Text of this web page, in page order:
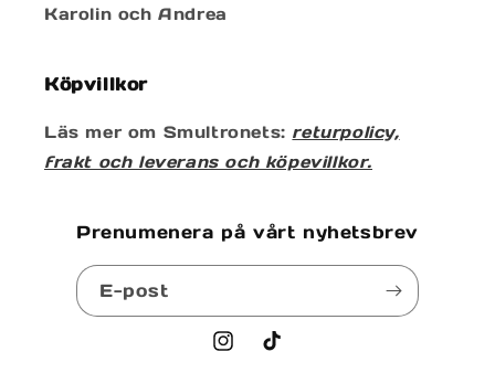
Karolin och Andrea
Köpvillkor
Läs mer om Smultronets: returpolicy,
frakt och leverans och köpevillkor.
Prenumenera på vårt nyhetsbrev
E-post
Instagram
TikTok